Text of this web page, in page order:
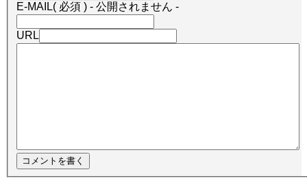
E-MAIL( 必須 ) - 公開されません -
URL